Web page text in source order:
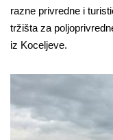
razne privredne i
tržišta za
iz Koceljeve.